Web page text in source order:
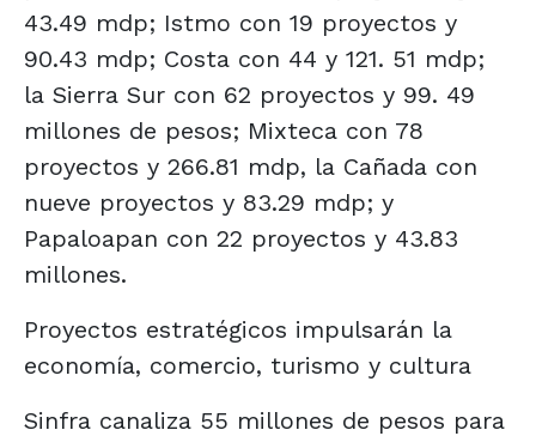
43.49 mdp; Istmo con 19 proyectos y
90.43 mdp; Costa con 44 y 121. 51 mdp;
la Sierra Sur con 62 proyectos y 99. 49
millones de pesos; Mixteca con 78
proyectos y 266.81 mdp, la Cañada con
nueve proyectos y 83.29 mdp; y
Papaloapan con 22 proyectos y 43.83
millones.
Proyectos estratégicos impulsarán la
economía, comercio, turismo y cultura
Sinfra canaliza 55 millones de pesos para